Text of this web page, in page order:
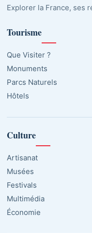
Explorer la France, ses
Tourisme
Que Visiter ?
Monuments
Parcs Naturels
Hôtels
Culture
Artisanat
Musées
Festivals
Multimédia
Économie